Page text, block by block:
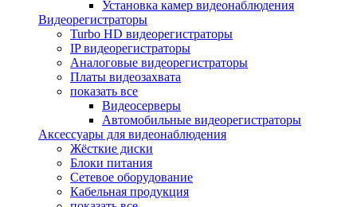
Установка камер видеонаблюдения
Видеорегистраторы
Turbo HD видеорегистраторы
IP видеорегистраторы
Аналоговые видеорегистраторы
Платы видеозахвата
показать все
Видеосерверы
Автомобильные видеорегистраторы
Аксессуары для видеонаблюдения
Жёсткие диски
Блоки питания
Сетевое оборудование
Кабельная продукция